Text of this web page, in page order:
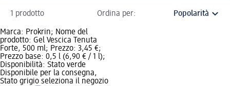
1 prodotto Ordina per:
Marca: Prokrin; Nome del
prodotto: Gel Vescica Tenuta
Forte, 500 ml; Prezzo: 3,45 €;
Prezzo base: 0,5 l (6,90 € / 1 l);
Disponibilità: Stato verde
Disponibile per la consegna,
Stato grigio seleziona il negozio